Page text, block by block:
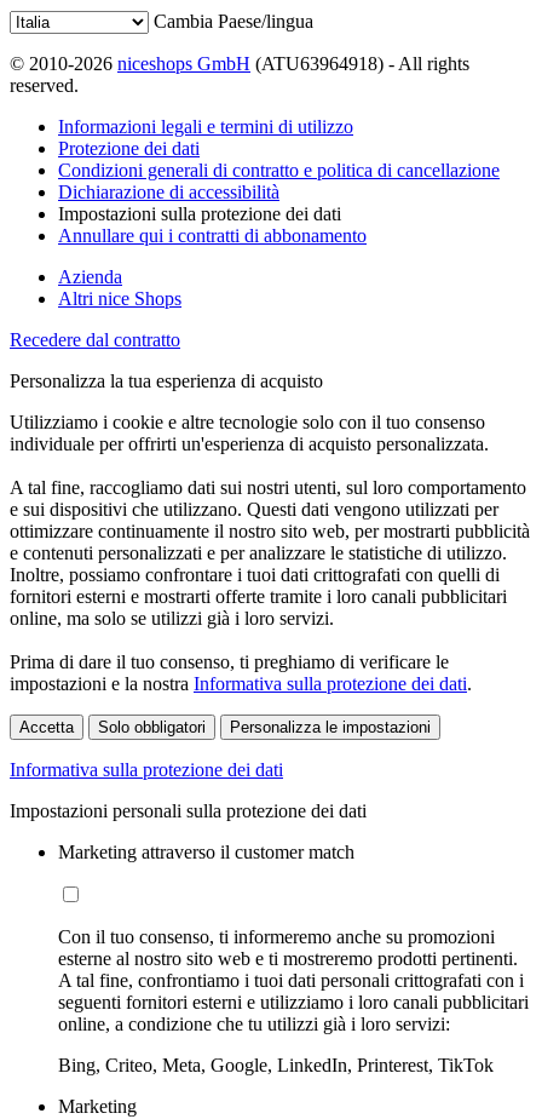
Cambia Paese/lingua
© 2010-2026 niceshops GmbH (ATU63964918) - All rights
reserved.
Informazioni legali e termini di utilizzo
Protezione dei dati
Condizioni generali di contratto e politica di cancellazione
Dichiarazione di accessibilità
Impostazioni sulla protezione dei dati
Annullare qui i contratti di abbonamento
Azienda
Altri nice Shops
Recedere dal contratto
Personalizza la tua esperienza di acquisto
Utilizziamo i cookie e altre tecnologie solo con il tuo consenso
individuale per offrirti un'esperienza di acquisto personalizzata.
A tal fine, raccogliamo dati sui nostri utenti, sul loro comportamento
e sui dispositivi che utilizzano. Questi dati vengono utilizzati per
ottimizzare continuamente il nostro sito web, per mostrarti pubblicità
e contenuti personalizzati e per analizzare le statistiche di utilizzo.
Inoltre, possiamo confrontare i tuoi dati crittografati con quelli di
fornitori esterni e mostrarti offerte tramite i loro canali pubblicitari
online, ma solo se utilizzi già i loro servizi.
Prima di dare il tuo consenso, ti preghiamo di verificare le
impostazioni e la nostra Informativa sulla protezione dei dati.
Accetta Solo obbligatori Personalizza le impostazioni
Informativa sulla protezione dei dati
Impostazioni personali sulla protezione dei dati
Marketing attraverso il customer match
Con il tuo consenso, ti informeremo anche su promozioni
esterne al nostro sito web e ti mostreremo prodotti pertinenti.
A tal fine, confrontiamo i tuoi dati personali crittografati con i
seguenti fornitori esterni e utilizziamo i loro canali pubblicitari
online, a condizione che tu utilizzi già i loro servizi:
Bing, Criteo, Meta, Google, LinkedIn, Printerest, TikTok
Marketing